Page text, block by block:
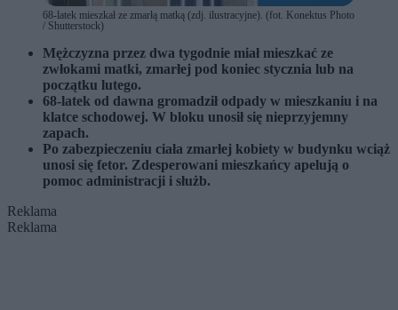
68-latek mieszkał ze zmarłą matką (zdj. ilustracyjne). (fot. Konektus Photo
/ Shutterstock)
Mężczyzna przez dwa tygodnie miał mieszkać ze
zwłokami matki, zmarłej pod koniec stycznia lub na
początku lutego.
68-latek od dawna gromadził odpady w mieszkaniu i na
klatce schodowej. W bloku unosił się nieprzyjemny
zapach.
Po zabezpieczeniu ciała zmarłej kobiety w budynku wciąż
unosi się fetor. Zdesperowani mieszkańcy apelują o
pomoc administracji i służb.
Reklama
Reklama